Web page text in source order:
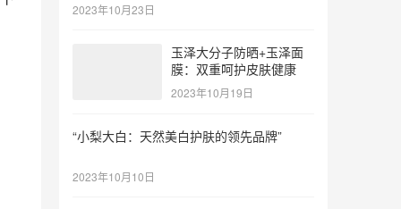
2023年10月23日
玉泽大分子防晒+玉泽面
膜：双重呵护皮肤健康
2023年10月19日
“小梨大白：天然美白护肤的领先品牌”
2023年10月10日